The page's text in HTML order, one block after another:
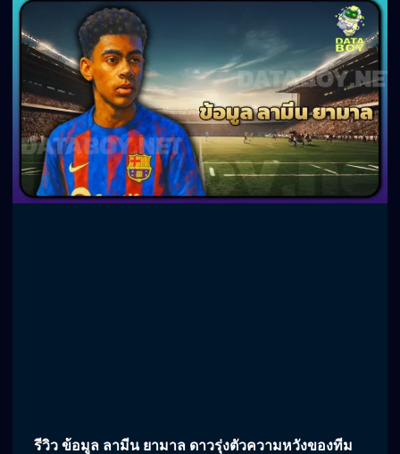
รีวิว ข้อมูล ลามีน ยามาล ดาวรุ่งตัวความหวังของทีม